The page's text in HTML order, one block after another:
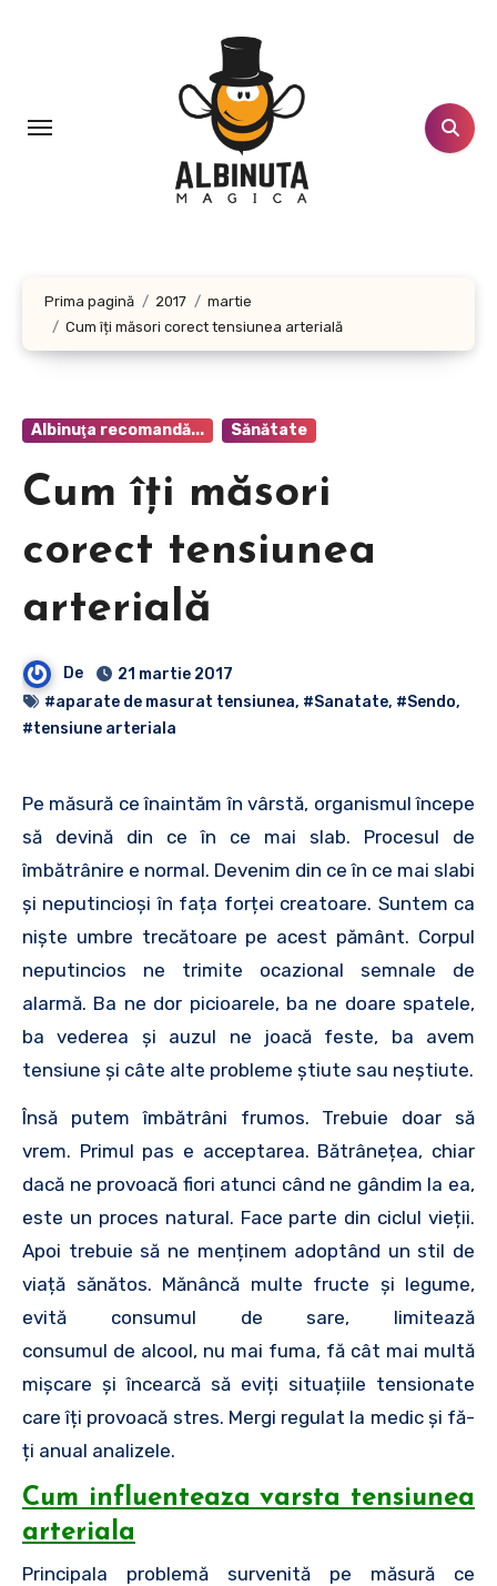
Prima pagină 2017
martie
Cum îți măsori corect tensiunea arterială
Albinuţa recomandă... Sănătate
Cum îți măsori
corect tensiunea
arterială
De
21 martie 2017
#aparate de masurat tensiunea, #Sanatate, #Sendo,
#tensiune arteriala
Pe măsură ce înaintăm în vârstă, organismul începe
să devină din ce în ce mai slab. Procesul de
îmbătrânire e normal. Devenim din ce în ce mai slabi
și neputincioși în fața forței creatoare. Suntem ca
niște umbre trecătoare pe acest pământ. Corpul
neputincios ne trimite ocazional semnale de
alarmă. Ba ne dor picioarele, ba ne doare spatele,
ba vederea și auzul ne joacă feste, ba avem
tensiune și câte alte probleme știute sau neștiute.
Însă putem îmbătrâni frumos. Trebuie doar să
vrem. Primul pas e acceptarea. Bătrânețea, chiar
dacă ne provoacă fiori atunci când ne gândim la ea,
este un proces natural. Face parte din ciclul vieții.
Apoi trebuie să ne menținem adoptând un stil de
viață sănătos. Mănâncă multe fructe și legume,
evită consumul de sare, limitează
consumul de alcool, nu mai fuma, fă cât mai multă
mișcare și încearcă să eviți situațiile tensionate
care îți provoacă stres. Mergi regulat la medic și fă-
ți anual analizele.
Cum influenteaza varsta tensiunea
arteriala
Principala problemă survenită pe măsură ce